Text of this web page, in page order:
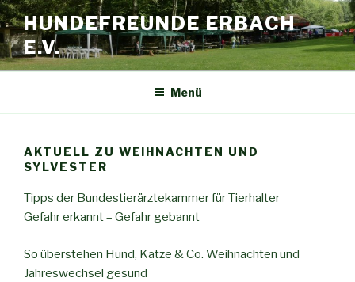
HUNDEFREUNDE ERBACH
E.V.
Menü
AKTUELL ZU WEIHNACHTEN UND
SYLVESTER
Tipps der Bundestierärztekammer für Tierhalter
Gefahr erkannt – Gefahr gebannt
So überstehen Hund, Katze & Co. Weihnachten und
Jahreswechsel gesund